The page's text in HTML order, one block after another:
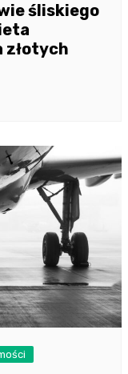
śliskiego
złotych